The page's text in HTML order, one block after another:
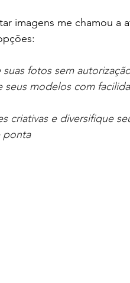
imagens me chamou
fotos sem
seus modelos com
criativas e diversifique
ponta